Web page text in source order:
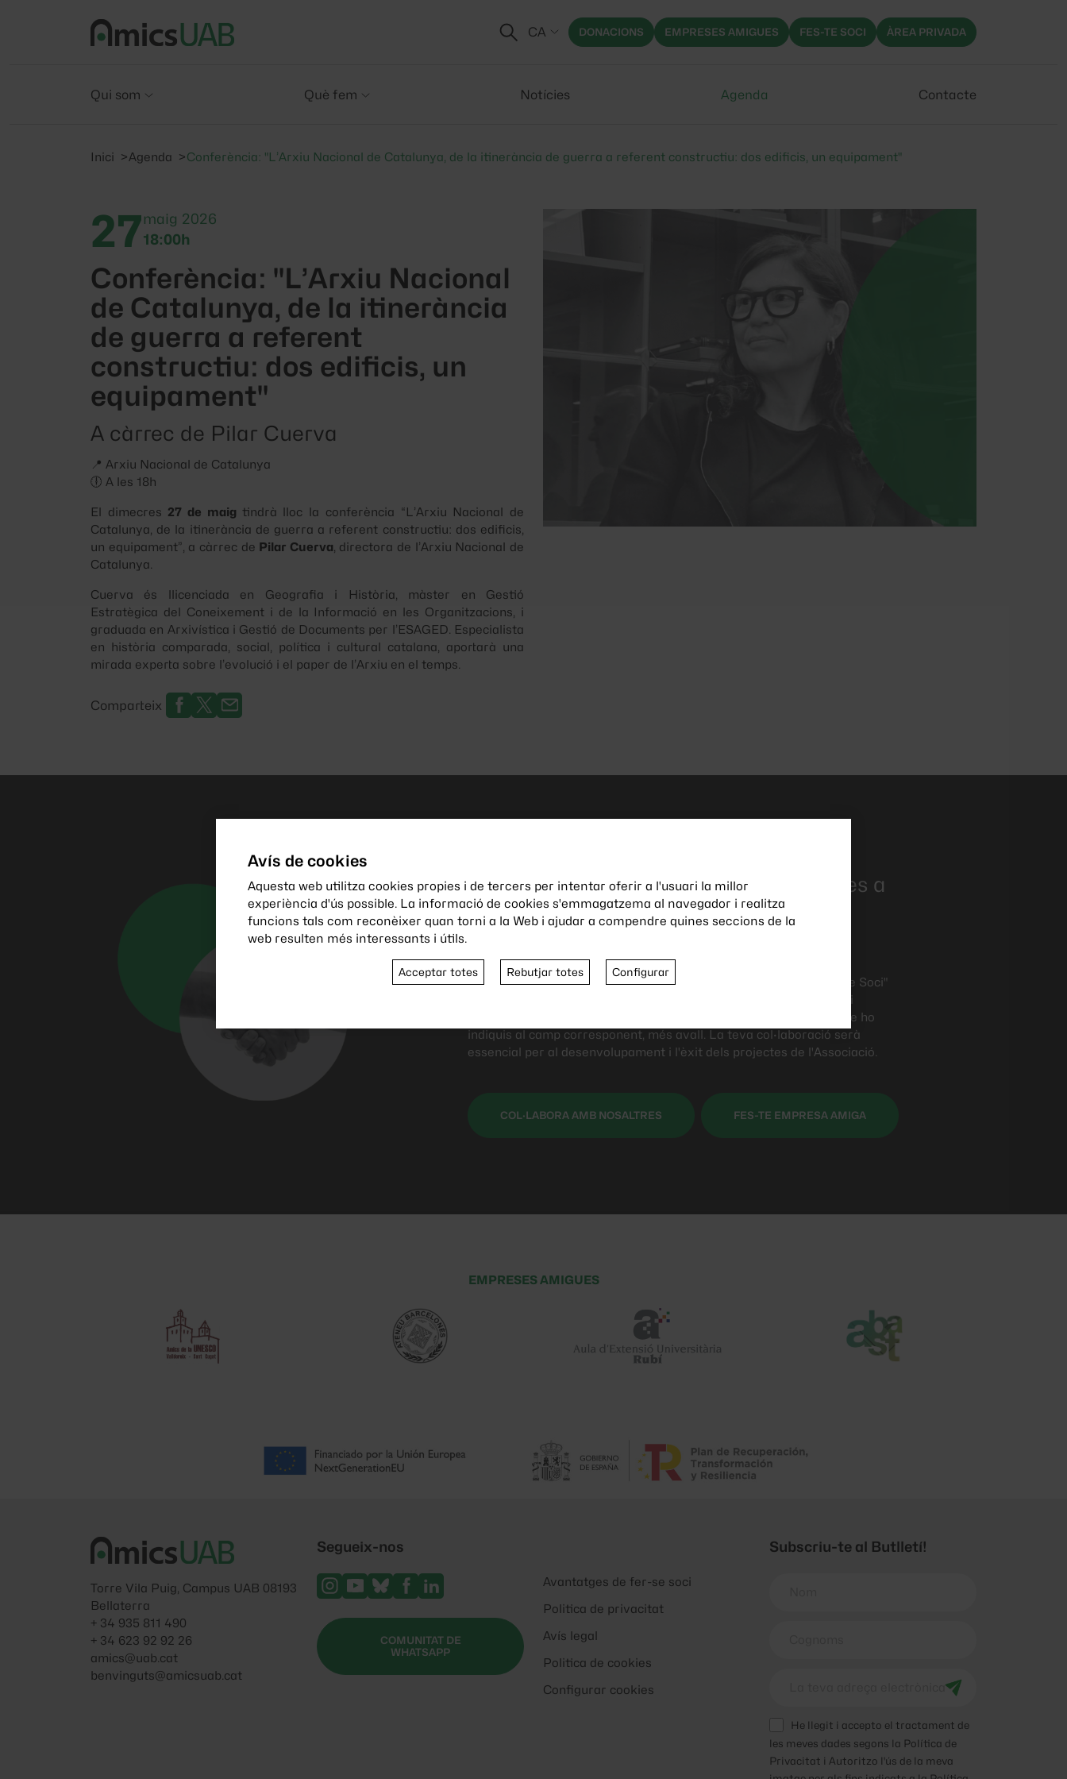
CA DONACIONS EMPRESES AMIGUES FES-TE SOCI ÀREA PRIVADA
Qui som Què fem Notícies Agenda Contacte
Inici Agenda Conferència: "L’Arxiu Nacional de Catalunya, de la itinerància de guerra a referent constructiu: dos edificis, un equipament"
27maig 2026
18:00h
Conferència: "L’Arxiu Nacional
de Catalunya, de la itinerància
de guerra a referent
constructiu: dos edificis, un
equipament"
A càrrec de Pilar Cuerva
📍 Arxiu Nacional de Catalunya
🕕 A les 18h
El dimecres 27 de maig tindrà lloc la conferència “L’Arxiu Nacional de
Catalunya, de la itinerància de guerra a referent constructiu: dos edificis,
un equipament”, a càrrec de Pilar Cuerva, directora de l’Arxiu Nacional de
Catalunya.
Cuerva és llicenciada en Geografia i Història, màster en Gestió
Estratègica del Coneixement i de la Informació en les Organitzacions, i
graduada en Arxivística i Gestió de Documents per l’ESAGED. Especialista
en història comparada, social, política i cultural catalana, aportarà una
mirada experta sobre l’evolució i el paper de l’Arxiu en el temps.
Comparteix
La nostra associació és possible gràcies a
la implicació i el suport dels nostres
Per convertir-te en soci o sòcia de la nostra entitat i gaudir dels
avantatges associats, només cal que omplis el formulari de "Fes-te Soci"
següent. Un cop completat, seràs registrat com a soci numerari. Si
desitges adquirir la condició de soci col·laborador, et demanem que ho
indiquis al camp corresponent, més avall. La teva col·laboració serà
essencial per al desenvolupament i l'èxit dels projectes de l'Associació.
COL·LABORA AMB NOSALTRES FES-TE EMPRESA AMIGA
EMPRESES AMIGUES
Torre Vila Puig, Campus UAB 08193
Bellaterra
+ 34 935 811 490
+ 34 623 92 92 26
amics@uab.cat
benvinguts@amicsuab.cat
Segueix-nos
COMUNITAT DE
WHATSAPP
Avantatges de fer-se soci
Politica de privacitat
Avís legal
Politica de cookies
Configurar cookies
Subscriu-te al Butlletí!
He llegit i accepto el tractament de
les meves dades segons la Política de
Privacitat i Autoritzo l'ús de la meva
Avís de cookies
Aquesta web utilitza cookies propies i de tercers per intentar oferir a l'usuari la millor
experiència d'ús possible. La informació de cookies s'emmagatzema al navegador i realitza
funcions tals com reconèixer quan torni a la Web i ajudar a compendre quines seccions de la
web resulten més interessants i útils.
Acceptar totes Rebutjar totes Configurar